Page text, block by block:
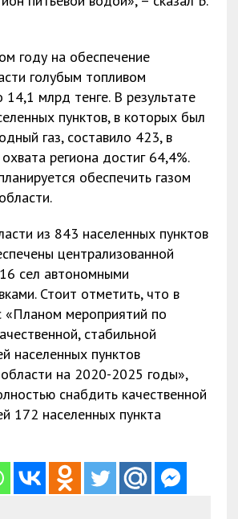
году на обеспечение
голубым топливом
14,1 млрд тенге. В результате
пунктов, в которых был
газ, составило 423, в
региона достиг 64,4%.
обеспечить газом
из 843 населенных пунктов
централизованной
сел автономными
Стоит отметить, что в
«Планом мероприятий по
стабильной
населенных пунктов
области на 2020-2025 годы»,
снабдить качественной
172 населенных пункта